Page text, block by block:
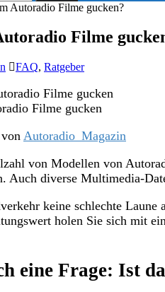
Autoradio Filme gucken?
Filme
FAQ, Ratgeber
Filme gucken
Autoradio_Magazin
von Modellen von
Auch diverse Multimedia-
keine schlechte
holen Sie sich mit
eine Frage: Ist